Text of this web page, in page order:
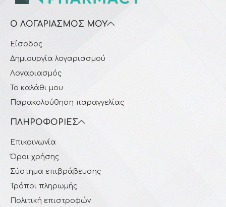
Ο ΛΟΓΑΡΙΑΣΜΌΣ ΜΟΥ
Είσοδος
Δημιουργία λογαριασμού
Λογαριασμός
Το καλάθι μου
Παρακολούθηση παραγγελίας
ΠΛΗΡΟΦΟΡΊΕΣ
Επικοινωνία
Όροι χρήσης
Σύστημα επιβράβευσης
Τρόποι πληρωμής
Πολιτική επιστροφών